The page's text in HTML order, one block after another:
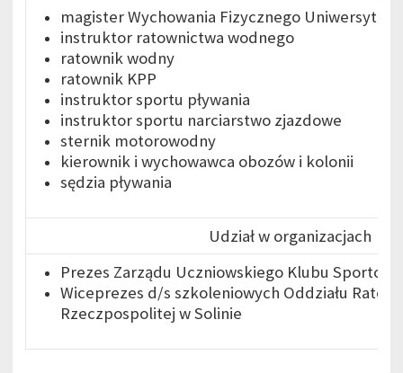
magister Wychowania Fizycznego
instruktor ratownictwa wodnego
ratownik wodny
ratownik KPP
instruktor sportu pływania
instruktor sportu narciarstwo zjazdowe
sternik motorowodny
kierownik i wychowawca obozów i kolonii
sędzia pływania
Udział w organizacjach
Prezes Zarządu Uczniowskiego Klubu
Wiceprezes d/s szkoleniowych Oddziału
Rzeczpospolitej w Solinie